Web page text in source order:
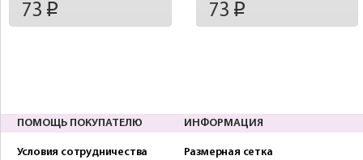
73 p 73 p
ПОМОЩЬ ПОКУПАТЕЛЮ
Условия сотрудничества
ИНФОРМАЦИЯ
Размерная сетка